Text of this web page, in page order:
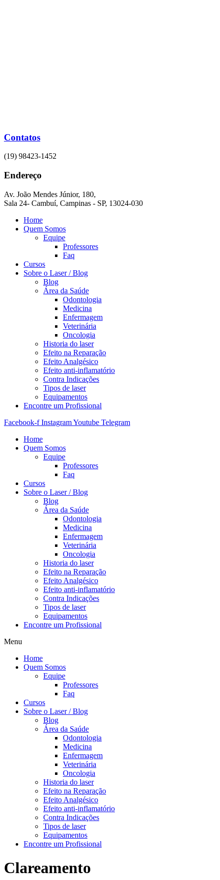
Contatos
(19) 98423-1452
Endereço
Av. João Mendes Júnior, 180,
Sala 24- Cambuí, Campinas - SP, 13024-030
Home
Quem Somos
Equipe
Professores
Faq
Cursos
Sobre o Laser / Blog
Blog
Área da Saúde
Odontologia
Medicina
Enfermagem
Veterinária
Oncologia
Historia do laser
Efeito na Reparação
Efeito Analgésico
Efeito anti-inflamatório
Contra Indicações
Tipos de laser
Equipamentos
Encontre um Profissional
Facebook-f InstagramYoutube Telegram
Home
Quem Somos
Equipe
Professores
Faq
Cursos
Sobre o Laser / Blog
Blog
Área da Saúde
Odontologia
Medicina
Enfermagem
Veterinária
Oncologia
Historia do laser
Efeito na Reparação
Efeito Analgésico
Efeito anti-inflamatório
Contra Indicações
Tipos de laser
Equipamentos
Encontre um Profissional
Menu
Home
Quem Somos
Equipe
Professores
Faq
Cursos
Sobre o Laser / Blog
Blog
Área da Saúde
Odontologia
Medicina
Enfermagem
Veterinária
Oncologia
Historia do laser
Efeito na Reparação
Efeito Analgésico
Efeito anti-inflamatório
Contra Indicações
Tipos de laser
Equipamentos
Encontre um Profissional
Clareamento